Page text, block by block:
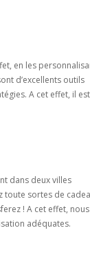
en les
d’excellents outils
A cet effet, il est
dans deux villes
toute sortes de
! A cet effet, nous
adéquates.